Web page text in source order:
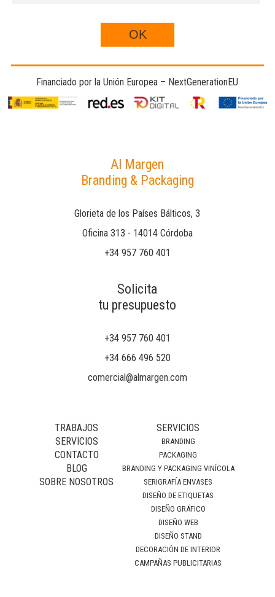
Financiado por la Unión Europea – NextGenerationEU
Al Margen
Branding & Packaging
Glorieta de los Países Bálticos, 3
Oficina 313 - 14014 Córdoba
+34 957 760 401
Solicita
tu presupuesto
+34 957 760 401
+34 666 496 520
comercial@almargen.com
TRABAJOS
SERVICIOS
CONTACTO
BLOG
SOBRE NOSOTROS
SERVICIOS
BRANDING
PACKAGING
BRANDING Y PACKAGING VINÍCOLA
SERIGRAFÍA ENVASES
DISEÑO DE ETIQUETAS
DISEÑO GRÁFICO
DISEÑO WEB
DISEÑO STAND
DECORACIÓN DE INTERIOR
CAMPAÑAS PUBLICITARIAS